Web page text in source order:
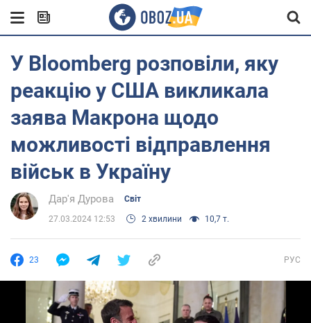
У Bloomberg розповіли, яку
реакцію у США викликала
заява Макрона щодо
можливості відправлення
військ в Україну
Дар'я Дурова Світ
27.03.2024 12:53 2 хвилини 10,7 т.
23 РУС